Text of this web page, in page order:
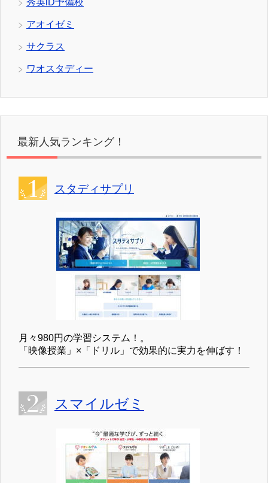
秀英iD予備校
アオイゼミ
サクラス
ワオスタディー
最新人気ランキング！
スタディサプリ
月々980円の学習システム！。
「映像授業」×「ドリル」で効果的に実力を伸ばす！
スマイルゼミ